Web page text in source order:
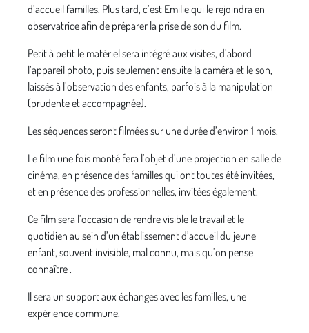
d’accueil familles. Plus tard, c’est Emilie qui le rejoindra en
observatrice afin de préparer la prise de son du film.
Petit à petit le matériel sera intégré aux visites, d’abord
l’appareil photo, puis seulement ensuite la caméra et le son,
laissés à l’observation des enfants, parfois à la manipulation
(prudente et accompagnée).
Les séquences seront filmées sur une durée d’environ 1 mois.
Le film une fois monté fera l’objet d’une projection en salle de
cinéma, en présence des familles qui ont toutes été invitées,
et en présence des professionnelles, invitées également.
Ce film sera l’occasion de rendre visible le travail et le
quotidien au sein d’un établissement d’accueil du jeune
enfant, souvent invisible, mal connu, mais qu’on pense
connaître .
Il sera un support aux échanges avec les familles, une
expérience commune.